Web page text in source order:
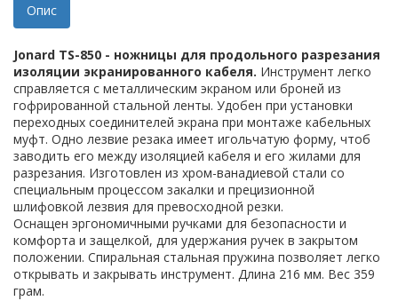
Опис
Jonard TS-850 - ножницы для продольного разрезания
изоляции экранированного кабеля. Инструмент легко
справляется с металлическим экраном или броней из
гофрированной стальной ленты. Удобен при установки
переходных соединителей экрана при монтаже кабельных
муфт. Одно лезвие резака имеет игольчатую форму, чтоб
заводить его между изоляцией кабеля и его жилами для
разрезания. Изготовлен из хром-ванадиевой стали со
специальным процессом закалки и прецизионной
шлифовкой лезвия для превосходной резки.
Оснащен эргономичными ручками для безопасности и
комфорта и защелкой, для удержания ручек в закрытом
положении. Спиральная стальная пружина позволяет легко
открывать и закрывать инструмент. Длина 216 мм. Вес 359
грам.